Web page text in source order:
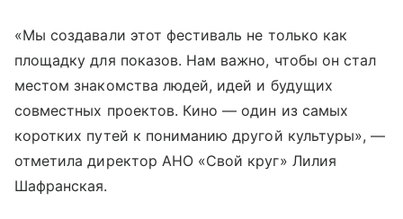
«Мы создавали этот фестиваль не только как
площадку для показов. Нам важно, чтобы он стал
местом знакомства людей, идей и будущих
совместных проектов. Кино — один из самых
коротких путей к пониманию другой культуры», —
отметила директор АНО «Свой круг» Лилия
Шафранская.